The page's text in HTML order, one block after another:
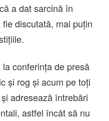
a dat sarcină în
discutată, mai puţin
conferinţa de presă
şi rog şi acum pe toţi
adresează întrebări
astfel încât să nu